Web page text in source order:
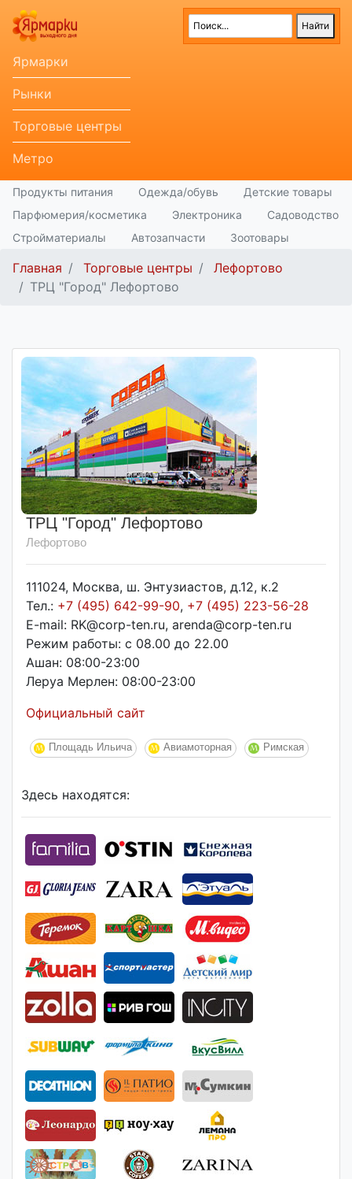
Ярмарки
Рынки
Торговые центры
Метро
Продукты питания Одежда/обувь
Детские товары
Парфюмерия/косметика
Электроника
Садоводство
Стройматериалы
Автозапчасти Зоотовары
Главная Торговые центры
Лефортово
ТРЦ "Город" Лефортово
ТРЦ "Город" Лефортово
Лефортово
111024, Москва, ш. Энтузиастов, д.12, к.2
Тел.: +7 (495) 642-99-90, +7 (495) 223-56-28
E-mail: RK@corp-ten.ru, arenda@corp-ten.ru
Режим работы: с 08.00 до 22.00
Ашан: 08:00-23:00
Леруа Мерлен: 08:00-23:00
Официальный сайт
Площадь Ильича Авиамоторная Римская
Здесь находятся: